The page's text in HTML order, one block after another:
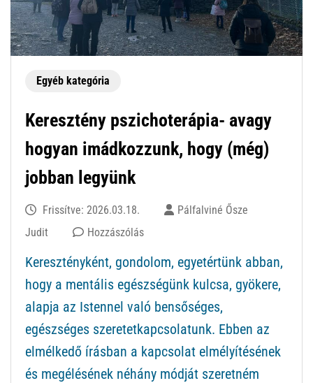
Egyéb kategória
Keresztény pszichoterápia- avagy
hogyan imádkozzunk, hogy (még)
jobban legyünk
Frissítve: 2026.03.18.
Pálfalviné Ősze
Judit
Hozzászólásekkor:
Keresztény
pszichoterápia-
avagy
imádkozzunk,
Keresztényként, gondolom, egyetértünk abban,
hogy a mentális egészségünk kulcsa, gyökere,
alapja az Istennel való bensőséges,
egészséges szeretetkapcsolatunk. Ebben az
elmélkedő írásban a kapcsolat elmélyítésének
és megélésének néhány módját szeretném